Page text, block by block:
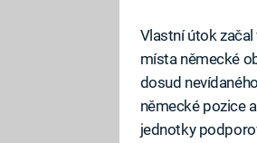
Vlastní útok
místa německé
dosud
německé pozice
jednotky